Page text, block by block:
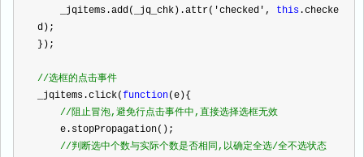
    _jqitems.add(_jq_chk).attr(
'checked ' , this.checke
d);
});
//选框的点击事件
_jqitems.click(function(e){
// 阻止冒泡,避免行点击事件中,直接选择选框无效
    e.stopPropagation();
//判断选中个数与实际个数是否相同,以确定全选/全不选状态